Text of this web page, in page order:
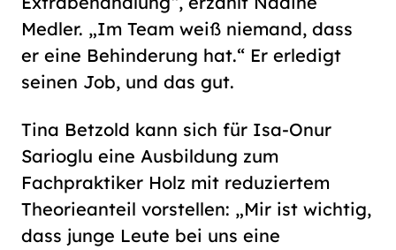
Medler. „Im Team weiß niemand, dass
er eine Behinderung hat.“ Er erledigt
seinen Job, und das gut.
Tina Betzold kann sich für Isa-Onur
Sarioglu eine Ausbildung zum
Fachpraktiker Holz mit reduziertem
Theorieanteil vorstellen: „Mir ist wichtig,
dass junge Leute bei uns eine